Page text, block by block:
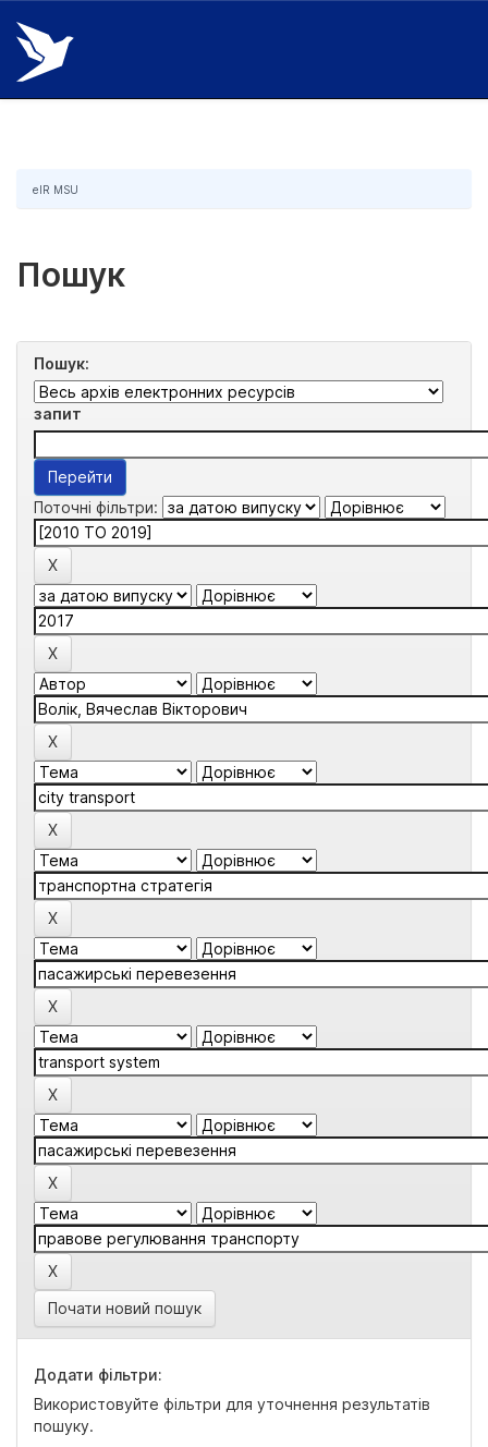
Skip
navigation
eIR MSU
Пошук
Пошук:
запит
Поточні фільтри:
Почати новий пошук
Додати фільтри:
Використовуйте фільтри для уточнення результатів
пошуку.